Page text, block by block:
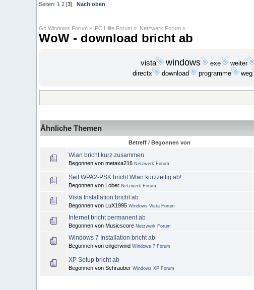
Seiten: 1 2 [3] Nach oben
Go Windows Forum » PC Hilfe Forum » Netzwerk Forum»
WoW - download bricht ab
vista windows exe weiter
directx
download programme weg
Ähnliche Themen
Betreff / Begonnen von
Wlan bricht kurz zusammen
Begonnen von metaxa216 Netzwerk Forum
Seit WPA2-PSK bricht Wlan kurzzeitig ab!
Begonnen von Lober Netzwerk Forum
Vista Installation bricht ab
Begonnen von LuX1995 Windows Vista Forum
Internet bricht permanent ab
Begonnen von Musicscore Netzwerk Forum
Windows 7 Installation bricht ab
Begonnen von eiligerwind Windows 7 Forum
XP Setup bricht ab
Begonnen von Schrauber Windows XP Forum